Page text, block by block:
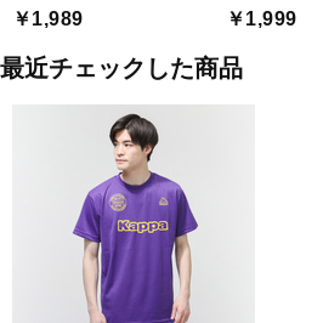
￥1,989 ￥1,999
最近チェックした商品